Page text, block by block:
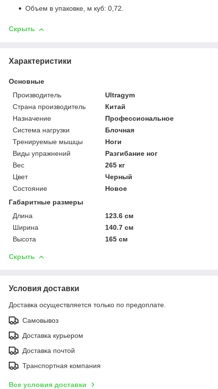
Объем в упаковке, м куб: 0,72.
Скрыть
Характеристики
Основные
Производитель
Ultragym
Страна производитель
Китай
Назначение
Профессиональное
Система нагрузки
Блочная
Тренируемые мышцы
Ноги
Виды упражнений
Разгибание ног
Вес
265 кг
Цвет
Черный
Состояние
Новое
Габаритные размеры
Длина
123.6 см
Ширина
140.7 см
Высота
165 см
Скрыть
Условия доставки
Доставка осуществляется только по предоплате.
Самовывоз
Доставка курьером
Доставка почтой
Транспортная компания
Все условия доставки